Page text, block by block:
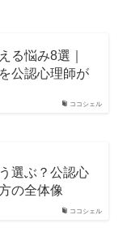
ココシェル
る悩み8選｜
公認心理師が
ココシェル
選ぶ？公認心
の全体像